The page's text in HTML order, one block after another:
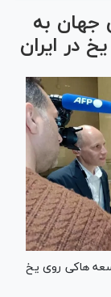
جهان به
در ایران
هاکی روی یخ